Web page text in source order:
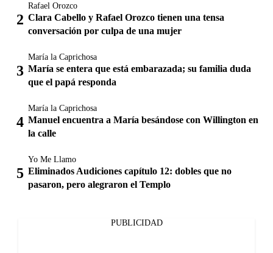
Rafael Orozco
Clara Cabello y Rafael Orozco tienen una tensa
conversación por culpa de una mujer
María la Caprichosa
María se entera que está embarazada; su familia duda
que el papá responda
María la Caprichosa
Manuel encuentra a María besándose con Willington en
la calle
Yo Me Llamo
Eliminados Audiciones capítulo 12: dobles que no
pasaron, pero alegraron el Templo
PUBLICIDAD